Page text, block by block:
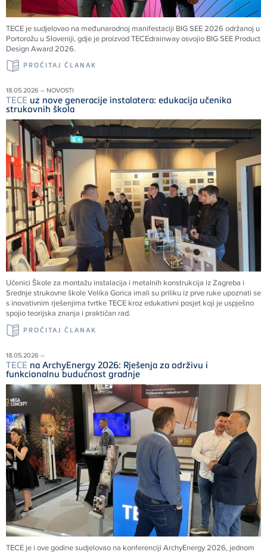
TECE je sudjelovao na međunarodnoj manifestaciji BIG SEE 2026 održanoj u
Portorožu u Sloveniji, gdje je proizvodTECEdrainway osvojio BIG SEE Product
Design Award 2026.
PROČITAJ ČLANAK
18.05.2026 – NOVOSTI
TECE uz nove generacije instalatera: edukacija učenika
strukovnih škola
Učenici Škole za montažu instalacija i metalnih konstrukcija iz Zagreba i
Srednje strukovne škole Velika Gorica imali su priliku iz prve ruke upoznati se
s inovativnim rješenjima tvrtkeTECE kroz edukativni posjet koji je uspješno
spojio teorijska znanja i praktičan rad.
PROČITAJ ČLANAK
18.05.2026 –
TECE na ArchyEnergy 2026: Rješenja za održivu i
funkcionalnu budućnost gradnje
TECE je i ove godine sudjelovao na konferenciji ArchyEnergy 2026, jednom